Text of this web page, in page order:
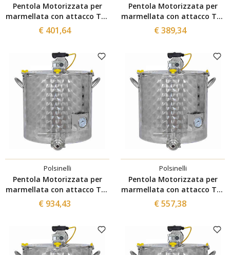
Pentola Motorizzata per
marmellata con attacco Tri-
Clamp da 50 L
€ 401,64
Pentola Motorizzata per
marmellata con attacco Tri-
Clamp da 35 L
€ 389,34
Polsinelli
Pentola Motorizzata per
marmellata con attacco Tri-
Clamp da 300 L
€ 934,43
Polsinelli
Pentola Motorizzata per
marmellata con attacco Tri-
Clamp da 200 L
€ 557,38